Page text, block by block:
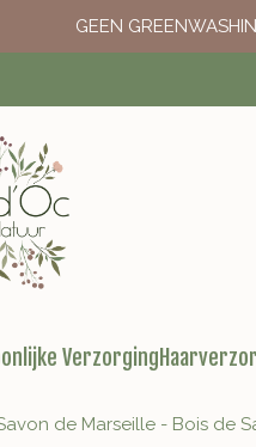
GEEN
Verzorging
de Marseille - Bois de